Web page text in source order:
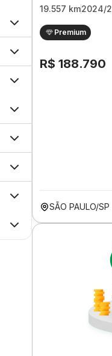
19.557 km2024/
Premium
R$ 188.790
SÃO PAULO/SP